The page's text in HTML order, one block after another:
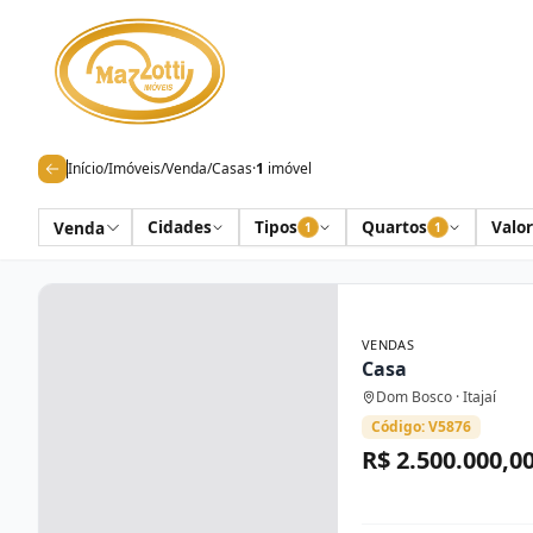
Início/Imóveis/Venda/Casas·1 imóvel
Venda Cidades Tipos 1 Quartos 1 Valor
VENDAS
Casa
Dom Bosco · Itajaí
Código: V5876
R$